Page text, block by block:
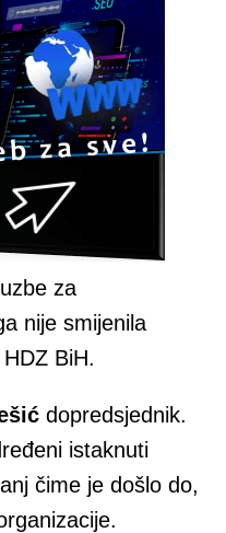
za
nije smijenila
BiH.
dopredsjednik.
istaknuti
čime je došlo do,